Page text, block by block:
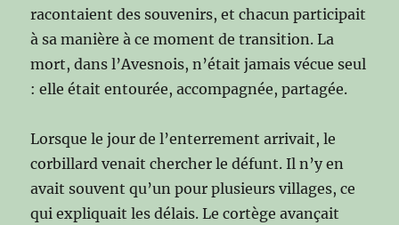
racontaient des souvenirs, et chacun participait
à sa manière à ce moment de transition. La
mort, dans l’Avesnois, n’était jamais vécue seul
: elle était entourée, accompagnée, partagée.
Lorsque le jour de l’enterrement arrivait, le
corbillard venait chercher le défunt. Il n’y en
avait souvent qu’un pour plusieurs villages, ce
qui expliquait les délais. Le cortège avançait